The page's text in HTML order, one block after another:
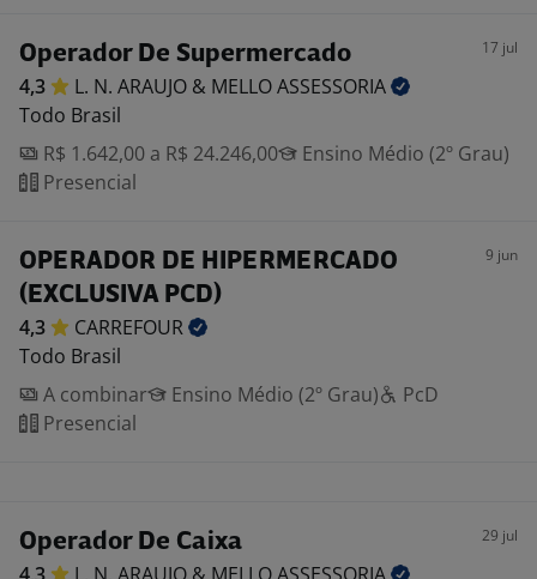
Operador De Supermercado 17 jul
4,3 L. N. ARAUJO & MELLOASSESSORIA
Todo Brasil
R$ 1.642,00 a R$ 24.246,00
Ensino Médio (2º Grau)
Presencial
OPERADOR DE HIPERMERCADO
(EXCLUSIVA PCD)
9 jun
4,3
CARREFOUR
Todo Brasil
A combinar
Ensino Médio (2º Grau)
PcD
Presencial
Operador De Caixa 29 jul